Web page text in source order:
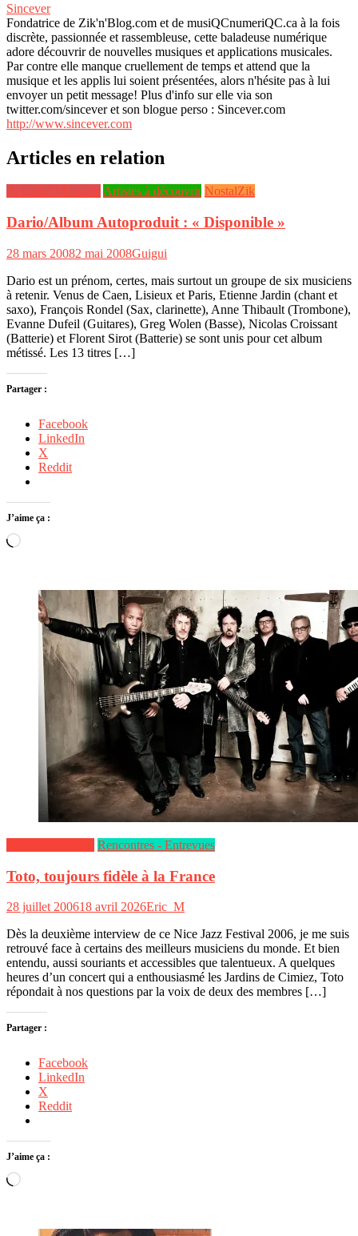
Sincever
Fondatrice de Zik'n'Blog.com et de musiQCnumeriQC.ca à la fois
discrète, passionnée et rassembleuse, cette baladeuse numérique
adore découvrir de nouvelles musiques et applications musicales.
Par contre elle manque cruellement de temps et attend que la
musique et les applis lui soient présentées, alors n'hésite pas à lui
envoyer un petit message! Plus d'info sur elle via son
twitter.com/sincever et son blogue perso : Sincever.com
http://www.sincever.com
Articles en relation
Actualité Musicale Artistes à découvrir NostalZik
Dario/Album Autoproduit : « Disponible »
28 mars 20082 mai 2008Guigui
Dario est un prénom, certes, mais surtout un groupe de six musiciens
à retenir. Venus de Caen, Lisieux et Paris, Etienne Jardin (chant et
saxo), François Rondel (Sax, clarinette), Anne Thibault (Trombone),
Evanne Dufeil (Guitares), Greg Wolen (Basse), Nicolas Croissant
(Batterie) et Florent Sirot (Batterie) se sont unis pour cet album
métissé. Les 13 titres […]
Partager :
Facebook
LinkedIn
X
Reddit
J’aime ça :
Chargement…
Rencontres - Entrevues
Toto, toujours fidèle à la France
28 juillet 200618 avril 2026Eric_M
Dès la deuxième interview de ce Nice Jazz Festival 2006, je me suis
retrouvé face à certains des meilleurs musiciens du monde. Et bien
entendu, aussi souriants et accessibles que talentueux. A quelques
heures d’un concert qui a enthousiasmé les Jardins de Cimiez, Toto
répondait à nos questions par la voix de deux des membres […]
Partager :
Facebook
LinkedIn
X
Reddit
J’aime ça :
Chargement…